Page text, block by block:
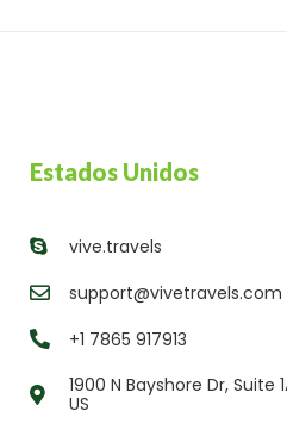
Estados Unidos
vive.travels
support@vivetravels.com
+1 7865 917913
1900 N Bayshore Dr, Suite
US